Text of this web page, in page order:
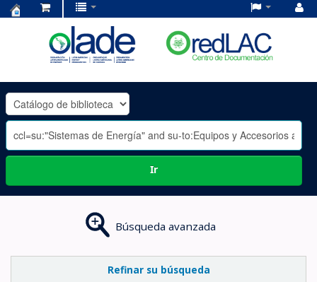
OLADE
-
Ir
Búsqueda avanzada
Refinar su búsqueda